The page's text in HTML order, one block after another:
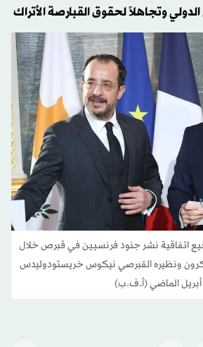
وتجاهلاً لحقوق القبارصة الأتراك
اتفاقية نشر جنود فرنسيين في قبرص خلال
ونظيره القبرصي نيكوس خريستودوليدس
أبريل الماضي (أ.ف.ب)